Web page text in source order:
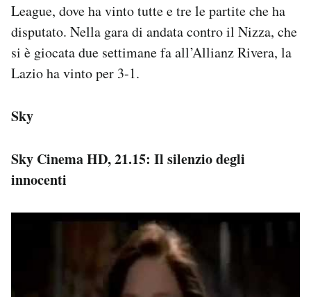
League, dove ha vinto tutte e tre le partite che ha
disputato. Nella gara di andata contro il Nizza, che
si è giocata due settimane fa all’Allianz Rivera, la
Lazio ha vinto per 3-1.
Sky
Sky Cinema HD, 21.15: Il silenzio degli
innocenti